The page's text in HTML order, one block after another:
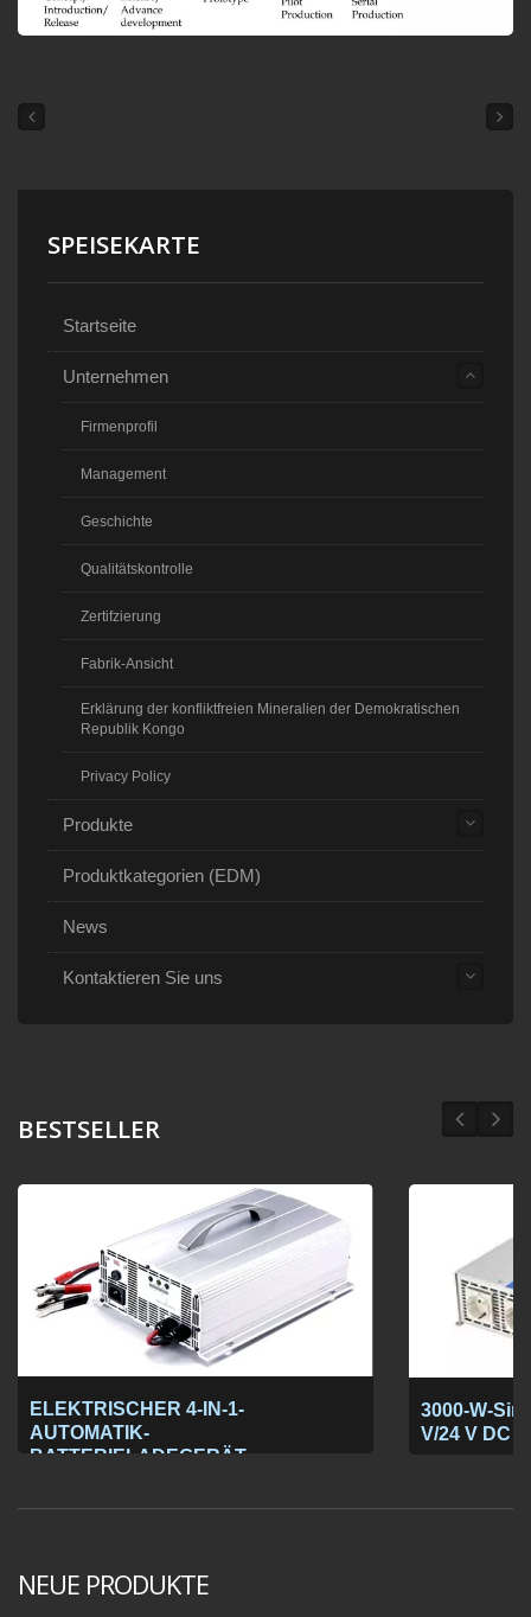
SPEISEKARTE
Startseite
Unternehmen
Firmenprofil
Management
Geschichte
Qualitätskontrolle
Zertifzierung
Fabrik-Ansicht
Erklärung der konfliktfreien Mineralien der Demokratischen
Republik Kongo
Privacy Policy
Produkte
Produktkategorien (EDM)
News
Kontaktieren Sie uns
BESTSELLER
ELEKTRISCHER 4-IN-1-
AUTOMATIK-
BATTERIELADEGERÄT
3000-W-
V/24 V DC
NEUE PRODUKTE